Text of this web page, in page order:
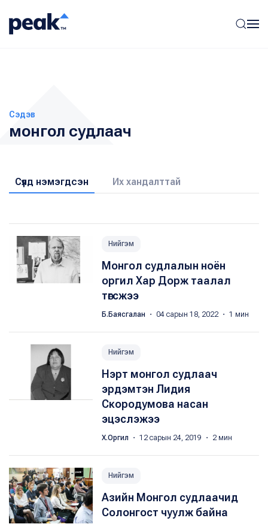
Сэдэв
монгол судлаач
Сүүлд нэмэгдсэн Их хандалттай
Нийгэм
Монгол судлалын ноён
оргил Хар Дорж таалал
төгсжээ
Б.Баясгалан ・ 04 сарын 18, 2022 ・ 1 мин
Нийгэм
Нэрт монгол судлаач
эрдэмтэн Лидия
Скородумова насан
эцэслэжээ
Х.Оргил ・ 12 сарын 24, 2019 ・ 2 мин
Нийгэм
Азийн Монгол судлаачид
Солонгост чуулж байна